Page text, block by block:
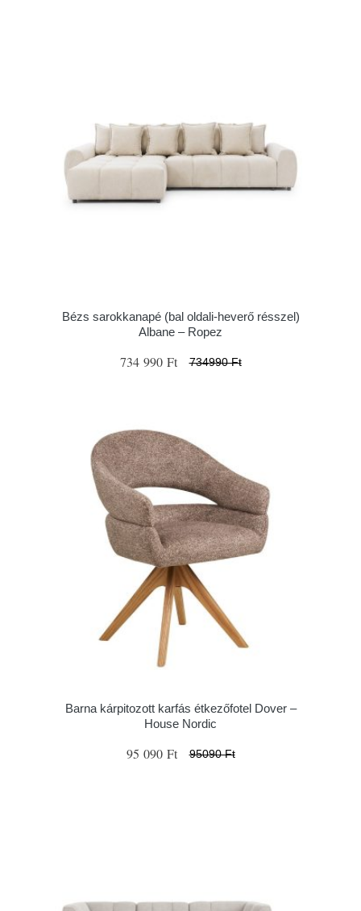
Bézs sarokkanapé (bal oldali-heverő résszel)
Albane – Ropez
734 990 Ft 734990 Ft
Barna kárpitozott karfás étkezőfotel Dover –
House Nordic
95 090 Ft 95090 Ft